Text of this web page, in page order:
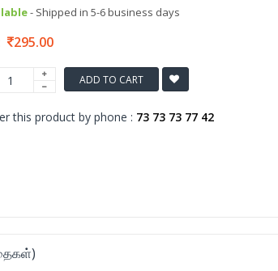
- Shipped in 5-6 business days
295.00
ADD TO CART
this product by phone : 73 73 73 77 42